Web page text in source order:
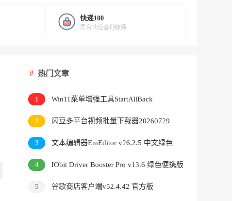
快递100
集合快递查询服务
热门文章
1
Win11菜单增强工具StartAllBack
v3.9.24.5378直装版
2
闪豆多平台视频批量下载器20260729
3
文本编辑器EmEditor v26.2.5 中文绿色
版
4
IObit Driver Booster Pro v13.6 绿色便携版
5 谷歌商店客户端v52.4.42 官方版